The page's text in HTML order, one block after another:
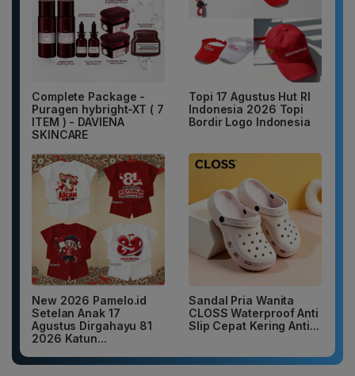
Complete Package -
Puragen hybright-XT ( 7
ITEM ) - DAVIENA
SKINCARE
Topi 17 Agustus Hut RI
Indonesia 2026 Topi
Bordir Logo Indonesia
New 2026 Pamelo.id
Setelan Anak 17
Agustus Dirgahayu 81
2026 Katun...
Sandal Pria Wanita
CLOSS Waterproof Anti
Slip Cepat Kering Anti...